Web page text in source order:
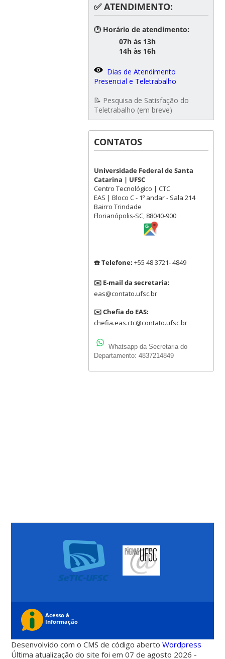
✅ ATENDIMENTO:
🕐 Horário de atendimento:
07h às 13h
14h às 16h
Dias de Atendimento
Presencial e Teletrabalho
📝 Pesquisa de Satisfação do
Teletrabalho (em breve)
CONTATOS
Universidade Federal de Santa
Catarina | UFSC
Centro Tecnológico | CTC
EAS | Bloco C - 1º andar - Sala 214
Bairro Trindade
Florianópolis-SC, 88040-900
☎️ Telefone: +55 48 3721- 4849
✉️ E-mail da secretaria:
eas@contato.ufsc.br
✉️ Chefia do EAS:
chefia.eas.ctc@contato.ufsc.br
Whatsapp da Secretaria do
Departamento: 4837214849
Desenvolvido com o CMS de código abertoWordpress
Última atualização do site foi em 07 de agosto 2026 -